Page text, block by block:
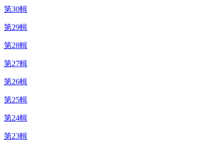
第30輯
第29輯
第28輯
第27輯
第26輯
第25輯
第24輯
第23輯